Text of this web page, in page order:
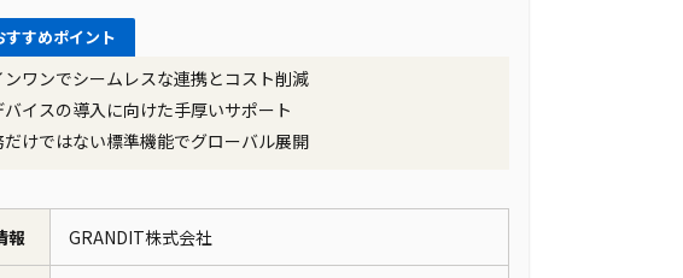
のデータベ
能となりま
とが、月次
荷の解消を
すすめポイント
ンワンでシームレスな連携とコスト削減
バイスの導入に向けた手厚いサポート
けではない標準機能でグローバル展開
報 GRANDIT株式会社